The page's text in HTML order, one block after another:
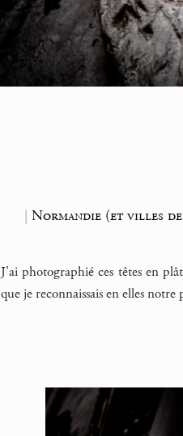
| Normandie (et villes
J’ai photographié ces têtes en
que je reconnaissais en elles